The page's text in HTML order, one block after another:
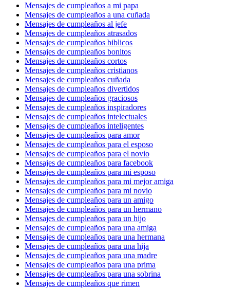
Mensajes de cumpleaños a mi papa
Mensajes de cumpleaños a una cuñada
Mensajes de cumpleaños al jefe
Mensajes de cumpleaños atrasados
Mensajes de cumpleaños biblicos
Mensajes de cumpleaños bonitos
Mensajes de cumpleaños cortos
Mensajes de cumpleaños cristianos
Mensajes de cumpleaños cuñada
Mensajes de cumpleaños divertidos
Mensajes de cumpleaños graciosos
Mensajes de cumpleaños inspiradores
Mensajes de cumpleaños intelectuales
Mensajes de cumpleaños inteligentes
Mensajes de cumpleaños para amor
Mensajes de cumpleaños para el esposo
Mensajes de cumpleaños para el novio
Mensajes de cumpleaños para facebook
Mensajes de cumpleaños para mi esposo
Mensajes de cumpleaños para mi mejor amiga
Mensajes de cumpleaños para mi novio
Mensajes de cumpleaños para un amigo
Mensajes de cumpleaños para un hermano
Mensajes de cumpleaños para un hijo
Mensajes de cumpleaños para una amiga
Mensajes de cumpleaños para una hermana
Mensajes de cumpleaños para una hija
Mensajes de cumpleaños para una madre
Mensajes de cumpleaños para una prima
Mensajes de cumpleaños para una sobrina
Mensajes de cumpleaños que rimen